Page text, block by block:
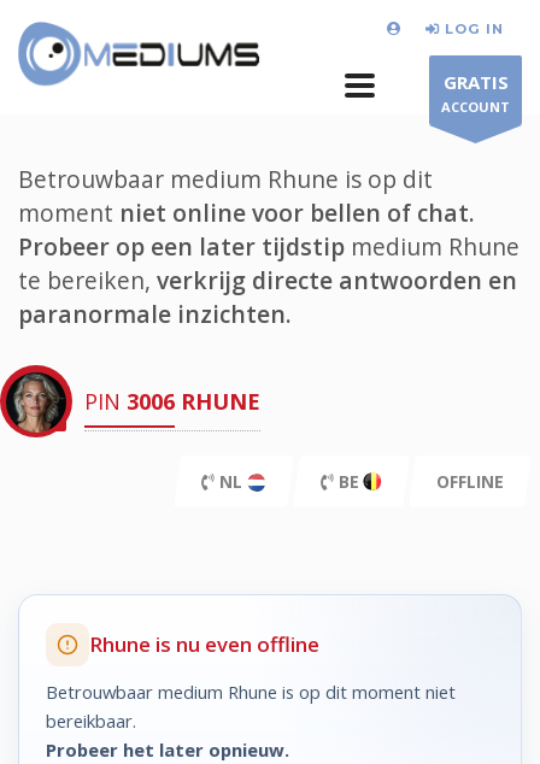
LOG IN
GRATIS
ACCOUNT
Betrouwbaar medium Rhune is op dit
moment niet online voor bellen of chat.
Probeer op een later tijdstip medium Rhune
te bereiken, verkrijg directe antwoorden en
paranormale inzichten.
PIN 3006 RHUNE
NL BE OFFLINE
Rhune is nu even offline
Betrouwbaar medium Rhune is op dit moment niet
bereikbaar.
Probeer het later opnieuw.